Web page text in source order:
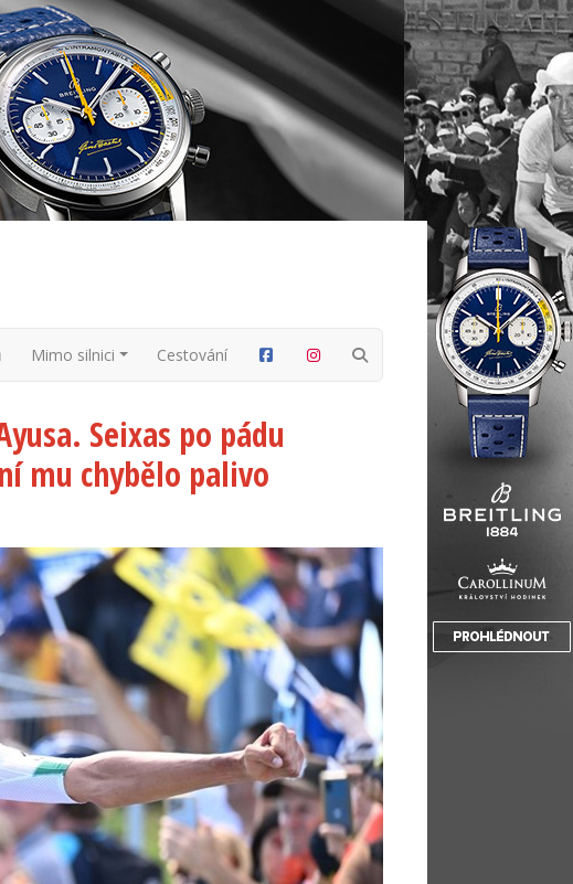
Mimo silnici Cestování
Seixas po pádu
mu chybělo palivo